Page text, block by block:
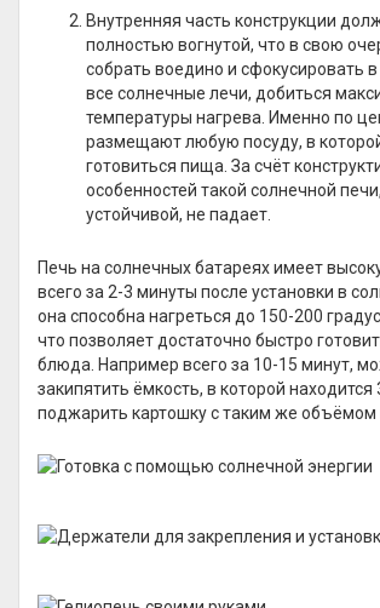
Внутренняя часть конструкции
полностью вогнутой, что в свою
собрать воедино и сфокусировать
все солнечные лечи, добиться
температуры нагрева. Именно по
размещают любую посуду, в
готовиться пища. За счёт
особенностей такой солнечной
устойчивой, не падает.
Печь на солнечных батареях имеет
всего за 2-3 минуты после установки в
она способна нагреться до 150-200
что позволяет достаточно быстро
блюда. Например всего за 10-15 минут,
закипятить ёмкость, в которой находится
поджарить картошку с таким же объёмом